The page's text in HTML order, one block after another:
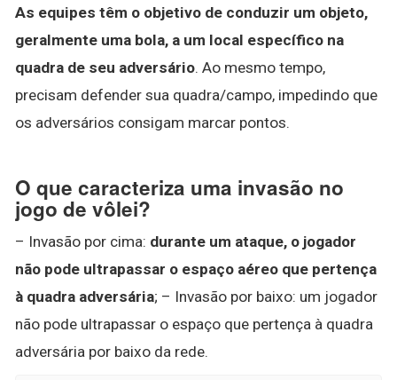
As equipes têm o objetivo de conduzir um objeto,
geralmente uma bola, a um local específico na
quadra de seu adversário. Ao mesmo tempo,
precisam defender sua quadra/campo, impedindo que
os adversários consigam marcar pontos.
O que caracteriza uma invasão no
jogo de vôlei?
– Invasão por cima: durante um ataque, o jogador
não pode ultrapassar o espaço aéreo que pertença
à quadra adversária; – Invasão por baixo: um jogador
não pode ultrapassar o espaço que pertença à quadra
adversária por baixo da rede.